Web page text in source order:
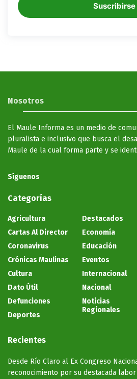
Suscribirse
Nosotros
El Maule Informa es un medio de
pluralista e inclusivo que busca el
Maule de la cual forma parte y se
Síguenos
Categorías
Agricultura
Cartas Al Director
Coronavirus
Crónicas Maulinas
Cultura
Dato Útil
Defunciones
Deportes
Destacados
Economía
Educación
Eventos
Internacional
Nacional
Noticias
Regionales
Recientes
Desde Río Claro al Ex Congreso
reconocimiento por su destacada